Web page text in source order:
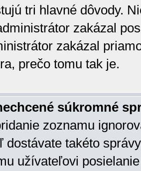
tri hlavné dôvody.
zakázal
zakázal
prečo tomu tak je.
súkromné
zoznamu
dostávate takéto
užívateľovi